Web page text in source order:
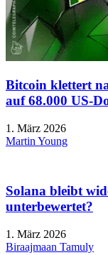
Bitcoin klettert
auf 68.000 US-
1. März 2026
Martin Young
Solana bleibt
unterbewertet?
1. März 2026
Biraajmaan Tamuly